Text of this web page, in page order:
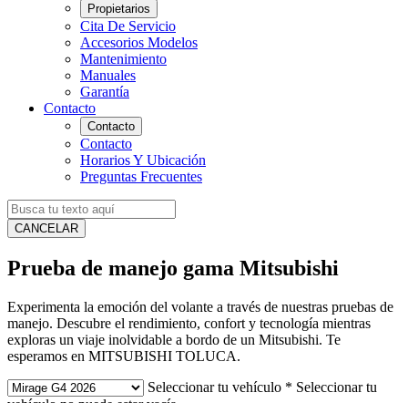
Propietarios
Cita De Servicio
Accesorios Modelos
Mantenimiento
Manuales
Garantía
Contacto
Contacto
Contacto
Horarios Y Ubicación
Preguntas Frecuentes
CANCELAR
Prueba de manejo gama Mitsubishi
Experimenta la emoción del volante a través de nuestras pruebas de
manejo. Descubre el rendimiento, confort y tecnología mientras
exploras un viaje inolvidable a bordo de un Mitsubishi. Te
esperamos en MITSUBISHI TOLUCA.
Seleccionar tu vehículo * Seleccionar tu